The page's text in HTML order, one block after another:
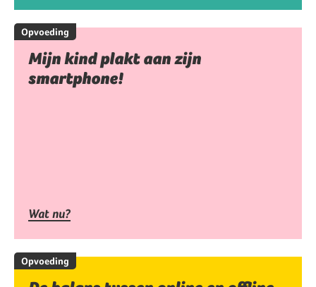
Opvoeding
Mijn kind plakt aan zijn
smartphone!
Wat nu?
Opvoeding